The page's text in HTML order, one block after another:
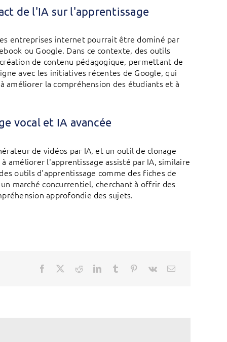
de l'IA sur l'apprentissage
entreprises internet pourrait être dominé par
ou Google. Dans ce contexte, des outils
de contenu pédagogique, permettant de
avec les initiatives récentes de Google, qui
améliorer la compréhension des étudiants et à
vocal et IA avancée
de vidéos par IA, et un outil de clonage
améliorer l'apprentissage assisté par IA, similaire
outils d'apprentissage comme des fiches de
marché concurrentiel, cherchant à offrir des
approfondie des sujets.